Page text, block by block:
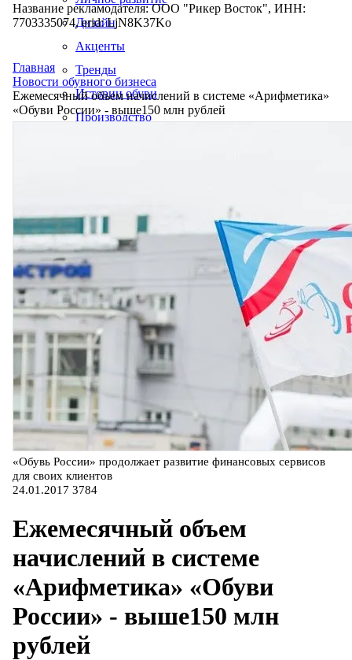
Дизайн
Акценты
Тренды
Истории обуви
Производство
Название рекламодателя: ООО "Рикер Восток", ИНН:
7703335074, erid: LjN8K37Ko
Главная
Новости обувного бизнеса
Ежемесячный объем начислений в системе «Арифметика»
«Обуви России» - выше150 млн рублей
«Обувь России» продолжает развитие финансовых сервисов
для своих клиентов
24.01.2017 3784
Ежемесячный объем
начислений в системе
«Арифметика» «Обуви
России» - выше150 млн
рублей